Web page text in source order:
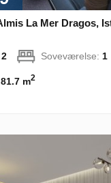
La Mer Dragos,
2 Soveværelse: 1
81.7 m2